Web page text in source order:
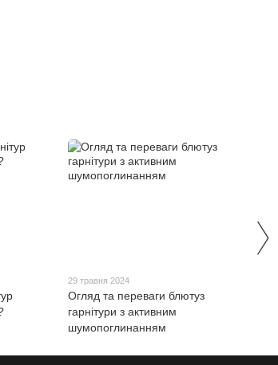
29 травня 2024
Огляд та переваги блютуз
гарнітури з активним
шумопоглинанням